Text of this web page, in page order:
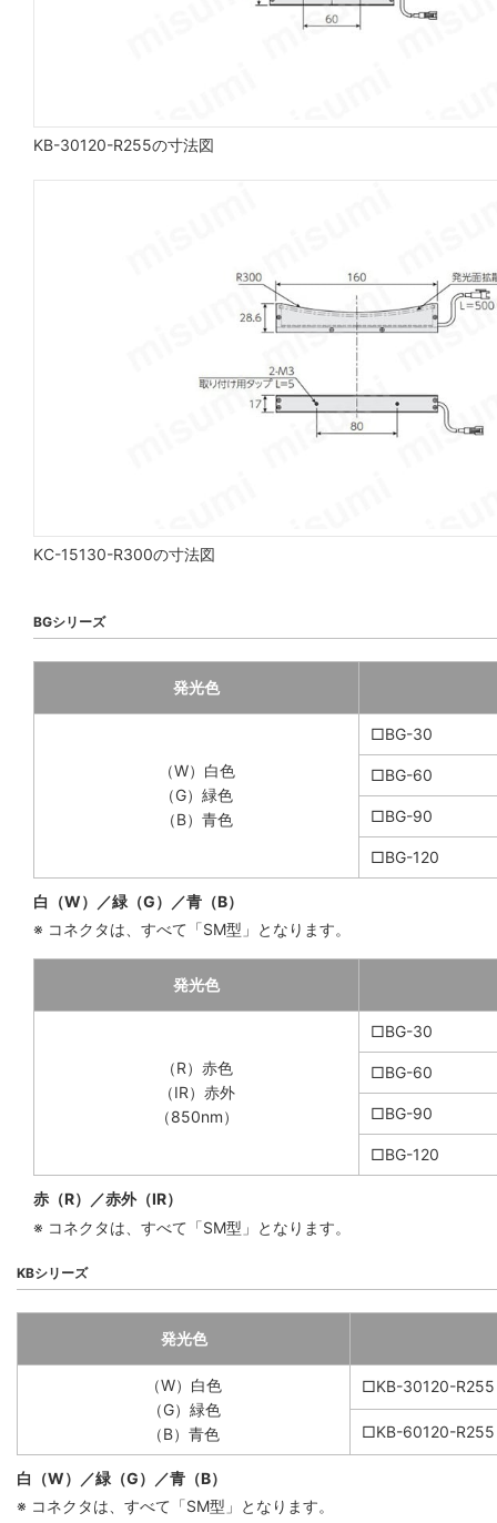
KB-30120-R255の寸法図
KC-15130-R300の寸法図
BGシリーズ
発光色
（W）白色
（G）緑色
（B）青色
□BG-30
□BG-60
□BG-90
□BG-120
白（W）／緑（G）／青（B）
※ コネクタは、すべて「SM型」となります。
発光色
（R）赤色
（IR）赤外
（850nm）
□BG-30
□BG-60
□BG-90
□BG-120
赤（R）／赤外（IR）
※ コネクタは、すべて「SM型」となります。
KBシリーズ
発光色
（W）白色
（G）緑色
（B）青色
□KB-30120-R255
□KB-60120-R255
白（W）／緑（G）／青（B）
※ コネクタは、すべて「SM型」となります。